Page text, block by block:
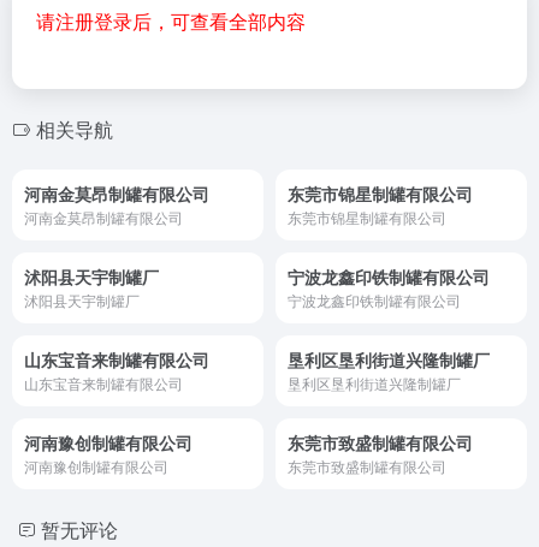
请注册登录后，可查看全部内容
相关导航
河南金莫昂制罐有限公司
河南金莫昂制罐有限公司
东莞市锦星制罐有限公司
东莞市锦星制罐有限公司
沭阳县天宇制罐厂
沭阳县天宇制罐厂
宁波龙鑫印铁制罐有限公司
宁波龙鑫印铁制罐有限公司
山东宝音来制罐有限公司
山东宝音来制罐有限公司
垦利区垦利街道兴隆制罐厂
垦利区垦利街道兴隆制罐厂
河南豫创制罐有限公司
河南豫创制罐有限公司
东莞市致盛制罐有限公司
东莞市致盛制罐有限公司
暂无评论